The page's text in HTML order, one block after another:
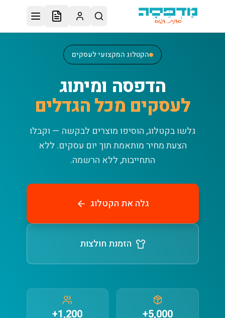
דלג לתוכן הראשי
הקטלוג המקצועי לעסקים
הדפסה ומיתוג
לעסקים מכל הגדלים
גלשו בקטלוג, הוסיפו מוצרים לבקשה — וקבלו
הצעת מחיר מותאמת תוך יום עסקים. ללא
התחייבות, ללא הרשמה.
גלה את הקטלוג
הזמנת חולצות
5,000+
1,200+